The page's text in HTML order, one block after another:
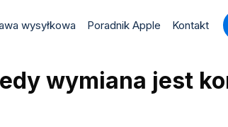
wysyłkowa Poradnik Apple Kontakt
wymiana jest